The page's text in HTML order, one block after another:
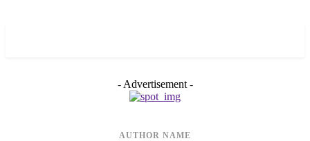
- Advertisement -
AUTHOR NAME